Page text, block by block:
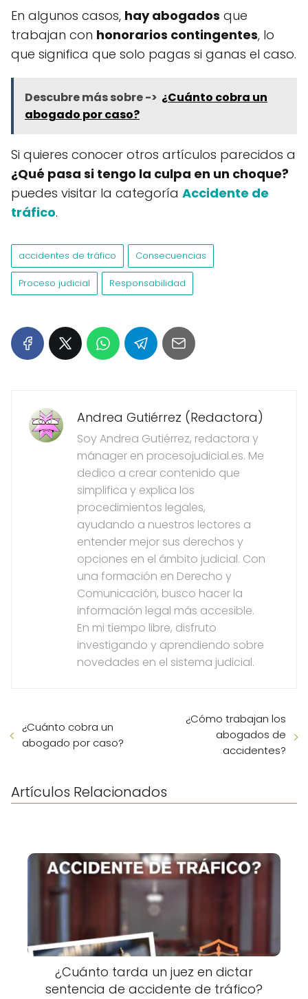
En algunos casos, hay abogados que
trabajan con honorarios contingentes, lo
que significa que solo pagas si ganas el caso.
Descubre más sobre -> ¿Cuánto cobra un
abogado por caso?
Si quieres conocer otros artículos parecidos a
¿Qué pasa si tengo la culpa en un choque?
puedes visitar la categoría Accidente de
tráfico.
accidentes de tráfico Consecuencias
Proceso judicial Responsabilidad
Andrea Gutiérrez (Redactora)
Soy Andrea Gutiérrez, redactora y
mánager en procesojudicial.es. Me
dedico a crear contenido que
simplifica y explica los
procedimientos legales,
ayudando a nuestros lectores a
entender mejor sus derechos y
opciones en el ámbito judicial. Con
una formación en Derecho y
Comunicación, busco hacer la
información legal más accesible.
En mi tiempo libre, disfruto
investigando y aprendiendo sobre
novedades en el sistema judicial.
¿Cuánto cobra un
abogado por caso?
¿Cómo trabajan los
abogados de
accidentes?
Artículos Relacionados
¿Cuánto tarda un juez en dictar
sentencia de accidente de tráfico?